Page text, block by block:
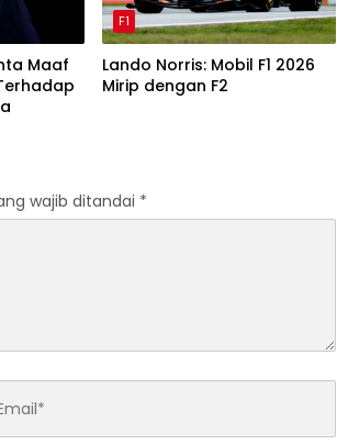
Maaf
F1
Lando Norris: Mobil F1 2026
Mirip dengan F2
wajib ditandai *